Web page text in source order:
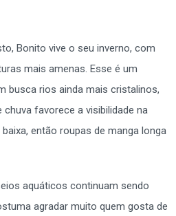
Bonito vive o seu inverno, com
mais amenas. Esse é um
busca rios ainda mais cristalinos,
chuva favorece a visibilidade na
então roupas de manga longa
aquáticos continuam sendo
agradar muito quem gosta de